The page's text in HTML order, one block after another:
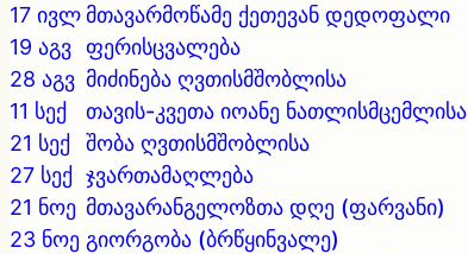
17 ივლმთავარმოწამე ქეთევან დედოფალი
19 აგვ ფერისცვალება
28 აგვ მიძინება ღვთისმშობლისა
11 სექ
თავის-კვეთა იოანე ნათლისმცემლისა
21 სექ
შობა ღვთისმშობლისა
27 სექ
ჯვართამაღლება
21 ნოე მთავარანგელოზთა დღე (ფარვანი)
23 ნოე გიორგობა (ბრწყინვალე)